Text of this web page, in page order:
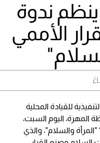
ينظم ندوة
الأممي
للقيادة المحلية
المهرة، اليوم السبت،
ندوة توعوية حول القرار الأممي 1325 "المرأة والسلام"، والذي